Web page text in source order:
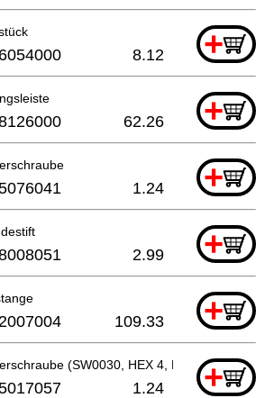
+
8.12
+
62.26
+
1.24
+
2.99
+
109.33
(SW0030, HEX 4, M 5, L 20 MM)
+
1.24